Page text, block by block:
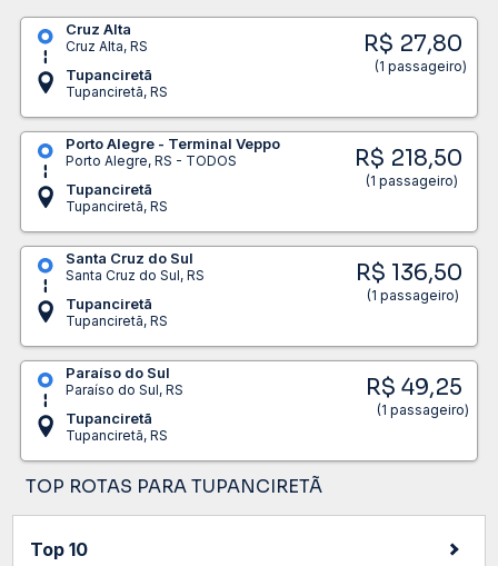
Cruz Alta
Cruz Alta, RS
Tupanciretã
Tupanciretã, RS
R$ 27,80
(1 passageiro)
Porto Alegre - Terminal Veppo
Porto Alegre, RS - TODOS
Tupanciretã
Tupanciretã, RS
R$ 218,50
(1 passageiro)
Santa Cruz do Sul
Santa Cruz do Sul, RS
Tupanciretã
Tupanciretã, RS
R$ 136,50
(1 passageiro)
Paraíso do Sul
Paraíso do Sul, RS
Tupanciretã
Tupanciretã, RS
R$ 49,25
(1 passageiro)
TOP ROTAS PARA TUPANCIRETÃ
Top 10